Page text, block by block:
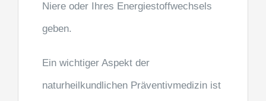
Niere oder Ihres Energiestoffwechsels
geben.
Ein wichtiger Aspekt der
naturheilkundlichen Präventivmedizin ist